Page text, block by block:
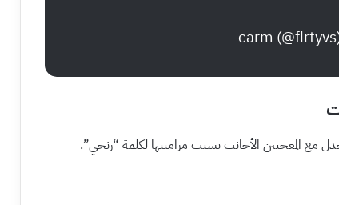
مع المعجبين الأجانب بسبب مزامنتها لكلمة “زنجي”.